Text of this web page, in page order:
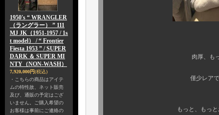
1950's “ WRANGLER
（ラングラー） ” 111
MJ JK（1951-1957 / 1s
t model） / “ Frontier
Fiesta 1953 ” / SUPER
DARK ＆ SUPER MI
NTY（NON-WASH）
7,920,000円(税込)
・こちらの商品はアイテ
ムの特性故、ネット販売
及び、通販の予定はござ
いません。ご購入希望の
お客様は事前にご連絡の
肉厚、もっちもちのダ
僅少レアでしかない、
もっと、もっとお目にかか